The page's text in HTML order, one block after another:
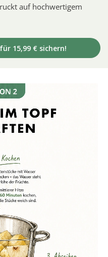
auf hochwertigem
15,99 € sichern!